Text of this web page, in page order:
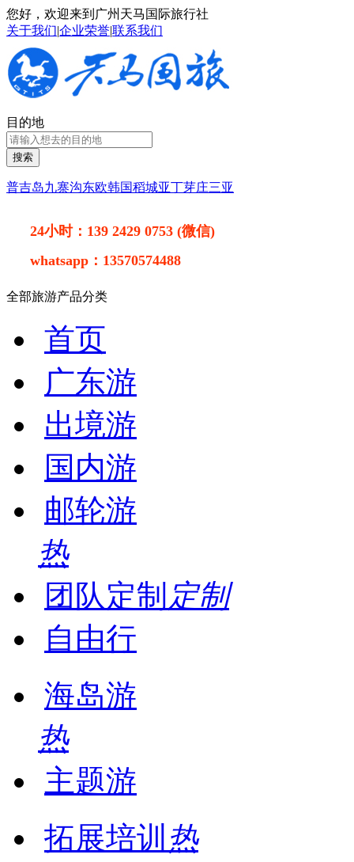
您好，欢迎来到广州天马国际旅行社
关于我们|企业荣誉|联系我们
目的地
搜索
普吉岛九寨沟东欧韩国稻城亚丁芽庄三亚
24小时： 139 2429 0753 (微信)
whatsapp： 13570574488
全部旅游产品分类
首页
广东游
出境游
国内游
邮轮游
热
团队定制 定制
自由行
海岛游
热
主题游
拓展培训 热